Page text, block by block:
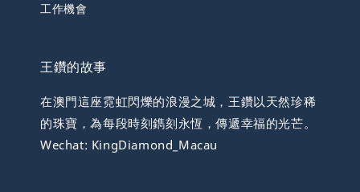
工作機會
王鑽的故事
在澳門這座霓虹閃爍的浪漫之城，王鑽以天然珍稀
的珠寶，為每段時刻鐫刻永恆，傳遞幸福的光芒。
Wechat: KingDiamond_Macau